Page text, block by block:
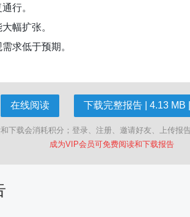
行。
幅扩张。
求低于预期。
在线阅读 下载完整报告 | 4.13 MB
下载会消耗积分；登录、注册、邀请好友、上传报
成为VIP会员可免费阅读和下载报告